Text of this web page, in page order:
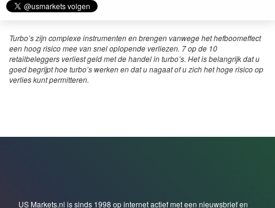
Turbo’s zijn complexe instrumenten en brengen vanwege het hefboomeffect
een hoog risico mee van snel oplopende verliezen. 7 op de 10
retailbeleggers verliest geld met de handel in turbo’s. Het is belangrijk dat u
goed begrijpt hoe turbo’s werken en dat u nagaat of u zich het hoge risico op
verlies kunt permitteren.
US Markets.nl is sinds 1998 op internet actief met een nieuwsbrief en